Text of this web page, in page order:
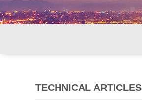
TECHNICAL ARTICLES